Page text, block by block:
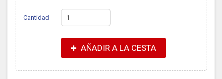
Cantidad
AÑADIR A LA CESTA